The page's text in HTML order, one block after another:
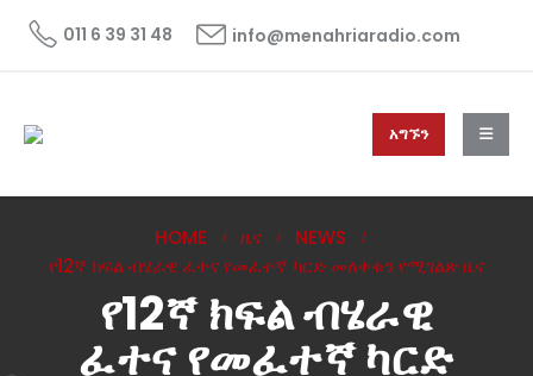
011 6 39 31 48 info@menahriaradio.com
አግኙን
HOME ዜና
NEWS
የ12ኛ ክፍል ብሄራዊ ፈተና የመፈተኛ ካርድ መለቀቁን የሚገልጽ ዜና
የ12ኛ ክፍል ብሄራዊ
ፈተና የመፈተኛ ካርድ